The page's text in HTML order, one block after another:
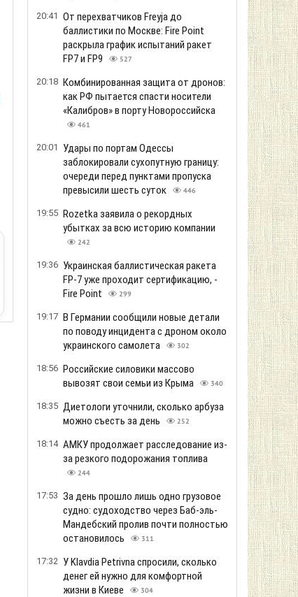
20:41 От перехватчиков Freyja до
баллистики по Москве: Fire Point
раскрыла график испытаний ракет
FP7 и FP9
527
20:18 Комбинированная защита от дронов:
как РФ пытается спасти носители
«Калибров» в порту Новороссийска
461
20:01
Удары по портам Одессы
заблокировали сухопутную границу:
очереди перед пунктами пропуска
превысили шесть суток
446
19:55 Rozetka заявила о рекордных
убытках за всю историю компании
242
19:36 Украинская баллистическая ракета
FP-7 уже проходит сертификацию, -
Fire Point
299
19:17 В Германии сообщили новые детали
по поводу инцидента с дроном около
украинского самолета
302
18:56 Российские силовики массово
вывозят свои семьи из Крыма
340
18:35 Диетологи уточнили, сколько арбуза
можно съесть за день
252
18:14 АМКУ продолжает расследование из-
за резкого подорожания топлива
244
17:53 За день прошло лишь одно грузовое
судно: судоходство через Баб-эль-
Мандебский пролив почти полностью
остановилось
311
17:32 У Klavdia Petrivna спросили, сколько
денег ей нужно для комфортной
жизни в Киеве
304